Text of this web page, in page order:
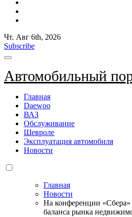
Чт. Авг 6th, 2026
Subscribe
Автомобильный
Главная
Daewoo
ВАЗ
Обслуживание
Шевроле
Эксплуатация автомобиля
Новости
Главная
Новости
На конференции «Сбера»
баланса рынка